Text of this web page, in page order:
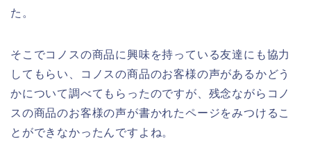
た。
そこでコノスの商品に興味を持っている友達にも協力
してもらい、コノスの商品のお客様の声があるかどう
かについて調べてもらったのですが、残念ながらコノ
スの商品のお客様の声が書かれたページをみつけるこ
とができなかったんですよね。